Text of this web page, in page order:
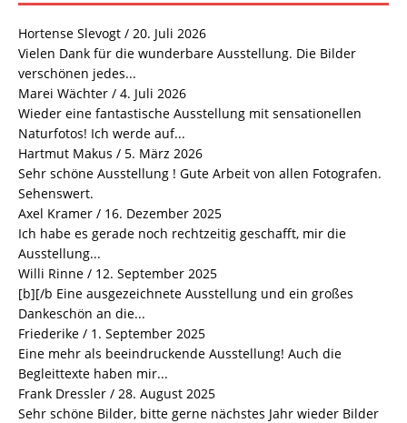
Hortense Slevogt / 20. Juli 2026
Vielen Dank für die wunderbare Ausstellung. Die Bilder
verschönen jedes...
Marei Wächter / 4. Juli 2026
Wieder eine fantastische Ausstellung mit sensationellen
Naturfotos! Ich werde auf...
Hartmut Makus / 5. März 2026
Sehr schöne Ausstellung ! Gute Arbeit von allen Fotografen.
Sehenswert.
Axel Kramer / 16. Dezember 2025
Ich habe es gerade noch rechtzeitig geschafft, mir die
Ausstellung...
Willi Rinne / 12. September 2025
[b][/b Eine ausgezeichnete Ausstellung und ein großes
Dankeschön an die...
Friederike / 1. September 2025
Eine mehr als beeindruckende Ausstellung! Auch die
Begleittexte haben mir...
Frank Dressler / 28. August 2025
Sehr schöne Bilder, bitte gerne nächstes Jahr wieder Bilder